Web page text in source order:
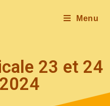
Menu
23 et 24